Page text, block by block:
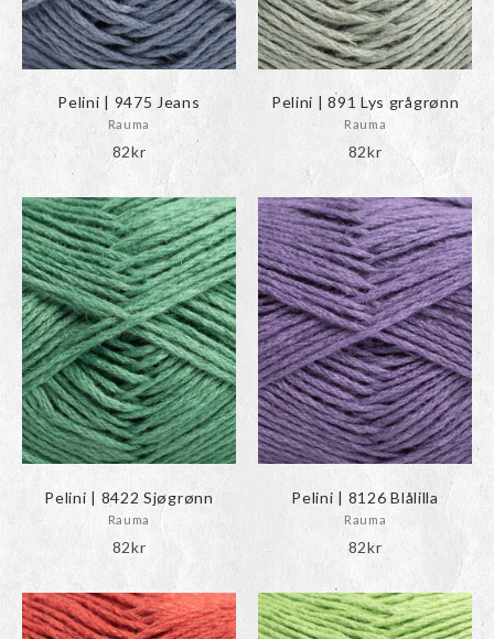
Pelini | 9475 Jeans
Rauma
82kr
Pelini | 891 Lys grågrønn
Rauma
82kr
Pelini | 8422 Sjøgrønn
Rauma
82kr
Pelini | 8126 Blålilla
Rauma
82kr